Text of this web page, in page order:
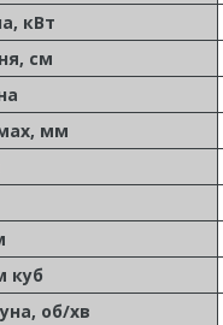
кВт
см
мм
куб
об/хв